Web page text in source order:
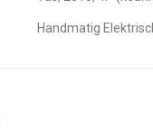
Handmatig